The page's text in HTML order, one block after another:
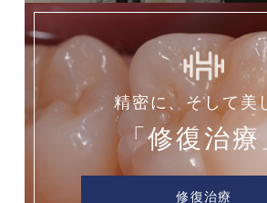
精密に、そして美
「修復治療
修復治療